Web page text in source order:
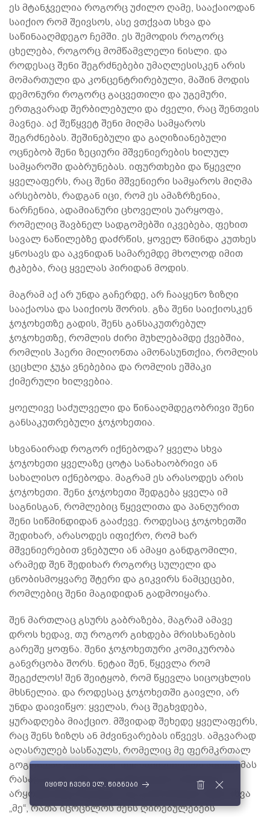
ეს მტანჯველია როგორც უძილო ღამე, სააქაიოდან
საიქიო რომ შეივსოს, ასე ვთქვათ სხვა და
საწინააღმდეგო ჩემში. ეს შემოდის როგორც
ცხელება, როგორც მომწამვლელი ნისლი. და
როდესაც შენი შეგრძნებები უმაღლესისკენ არის
მომართული და კონცენტრირებული, მაშინ მოდის
დემონური როგორც გაცვეთილი და უგემური,
ერთგვარად შერბილებული და ძველი, რაც შენთვის
მავნეა. აქ შეწყვეტ შენი მიღმა სამყაროს
შეგრძნებას. შეშინებული და გაღიზიანებული
ოცნებობ შენი ზეციური მშვენიერების ხილულ
სამყაროში დაბრუნებას. იფურთხები და წყევლი
ყველაფერს, რაც შენი მშვენიერი სამყაროს მიღმა
არსებობს, რადგან იცი, რომ ეს ამაზრზენია,
ნარჩენია, ადამიანური ცხოველის უარყოფა,
რომელიც შავბნელ სადგომებში იკვებება, ფეხით
სავალ ნაწილებზე დაძრწის, ყოველ წმინდა კუთხეს
ყნოსავს და აკვნიდან სამარემდე მხოლოდ იმით
ტკბება, რაც ყველას პირიდან მოდის.
მაგრამ აქ არ უნდა გაჩერდე, არ ჩააყენო ზიზღი
სააქაოსა და საიქიოს შორის. გზა შენი საიქიოსკენ
ჯოჯოხეთზე გადის, შენს განსაკუთრებულ
ჯოჯოხეთზე, რომლის ძირი მუხლებამდე ქვებშია,
რომლის ჰაერი მილიონთა ამონასუნთქია, რომლის
ცეცხლი ჯუჯა ვნებებია და რომლის ეშმაკი
ქიმერული ხილვებია.
ყოელივე საძულველი და წინააღმდეგობრივი შენი
განსაკუთრებული ჯოჯოხეთია.
სხვანაირად როგორ იქნებოდა? ყველა სხვა
ჯოჯოხეთი ყველაზე ცოტა სანახაობრივი ან
სახალისო იქნებოდა. მაგრამ ეს არასოდეს არის
ჯოჯოხეთი. შენი ჯოჯოხეთი შედგება ყველა იმ
საგნისგან, რომლებიც წყევლითა და პანღურით
შენი სიწმინდიდან გააძევე. როდესაც ჯოჯოხეთში
შედიხარ, არასოდეს იფიქრო, რომ ხარ
მშვენიერებით ვნებული ან ამაყი განდგომილი,
არამედ შენ შედიხარ როგორც სულელი და
ცნობისმოყვარე შტერი და გიკვირს ნამცეცები,
რომლებიც შენი მაგიდიდან გადმოიყარა.
შენ მართლაც გსურს გაბრაზება, მაგრამ ამავე
დროს ხედავ, თუ როგორ გიხდება მრისხანების
გარეშე ყოფნა. შენი ჯოჯოხეთური კომიკურობა
განვრცობა შორს. ნეტაი შენ, წყევლა რომ
შეგეძლოს! შენ შეიტყობ, რომ წყევლა სიცოცხლის
მხსნელია. და როდესაც ჯოჯოხეთში გაივლი, არ
უნდა დაივიწყო: ყველას, რაც შეგხვდება,
ყურადღება მიაქციო. მშვიდად შეხედე ყველაფერს,
რაც შენს ზიზღს ან მძვინვარებას იწვევს. ამგვარად
აღასრულებ სასწაულს, რომელიც მე ფერმკრთალ
გოგოსთან განვიცადე. შენ სამშვინველს აძლევ მას
რასაც ეს არ აქვს, და ეს შეიძლება საზარელ
არყოფნამდე მივიდეს. ასე გამოიხსნება შენი სხვა
„მე“, რათა იცოცხლოს შენს ღირებულებებს
იყიდე ჩვენი ელ. წიგნები